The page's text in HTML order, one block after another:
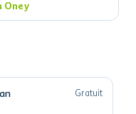
Oney
Gratuit